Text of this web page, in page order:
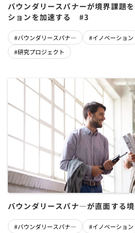
バウンダリースパナーが境界課題
ションを加速する #3
#バウンダリースパナ―
#イノベーション
#研究プロジェクト
バウンダリースパナ―が直面する
#バウンダリースパナ―
#イノベーション